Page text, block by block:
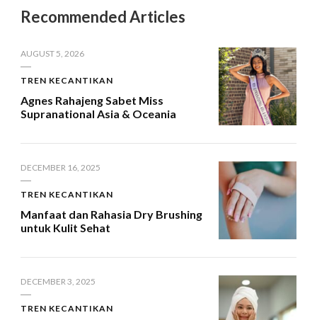
Recommended Articles
AUGUST 5, 2026
TREN KECANTIKAN
Agnes Rahajeng Sabet Miss
Supranational Asia & Oceania
DECEMBER 16, 2025
TREN KECANTIKAN
Manfaat dan Rahasia Dry Brushing
untuk Kulit Sehat
DECEMBER 3, 2025
TREN KECANTIKAN